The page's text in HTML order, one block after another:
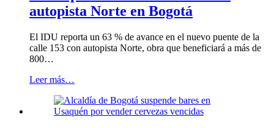
autopista Norte en Bogotá
El IDU reporta un 63 % de avance en el nuevo puente de la
calle 153 con autopista Norte, obra que beneficiará a más de
800…
Leer más…